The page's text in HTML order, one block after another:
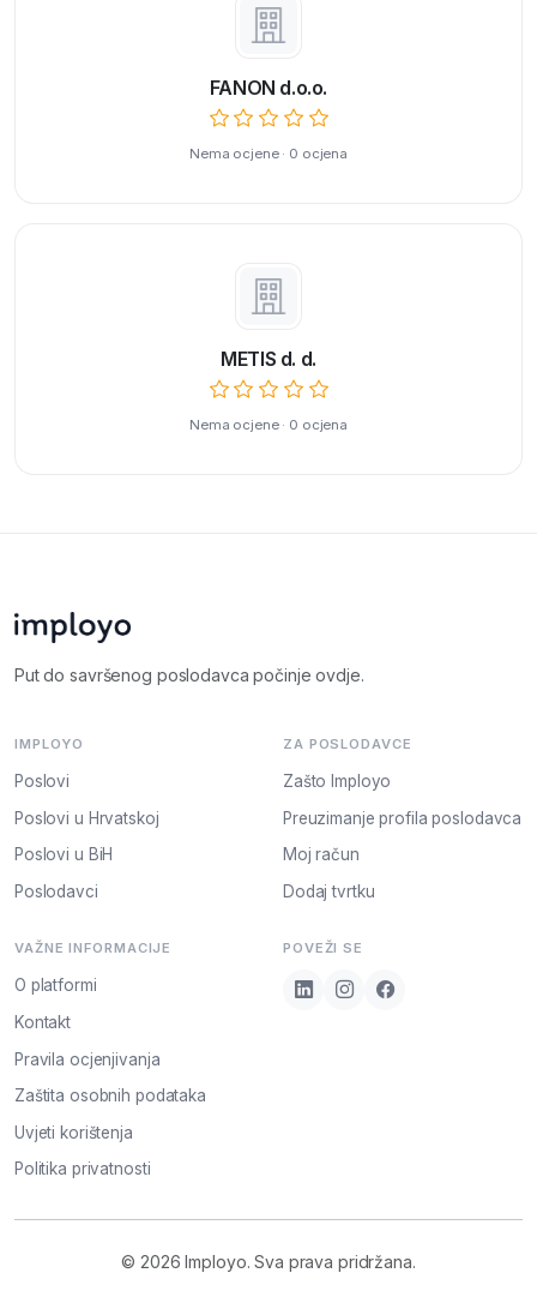
FANON d.o.o.
Nema ocjene · 0 ocjena
METIS d. d.
Nema ocjene · 0 ocjena
Put do savršenog poslodavca počinje ovdje.
IMPLOYO
Poslovi
Poslovi u Hrvatskoj
Poslovi u BiH
Poslodavci
ZA POSLODAVCE
Zašto Imployo
Preuzimanje profila poslodavca
Moj račun
Dodaj tvrtku
VAŽNE INFORMACIJE
O platformi
Kontakt
Pravila ocjenjivanja
Zaštita osobnih podataka
Uvjeti korištenja
Politika privatnosti
POVEŽI SE
© 2026 Imployo. Sva prava pridržana.